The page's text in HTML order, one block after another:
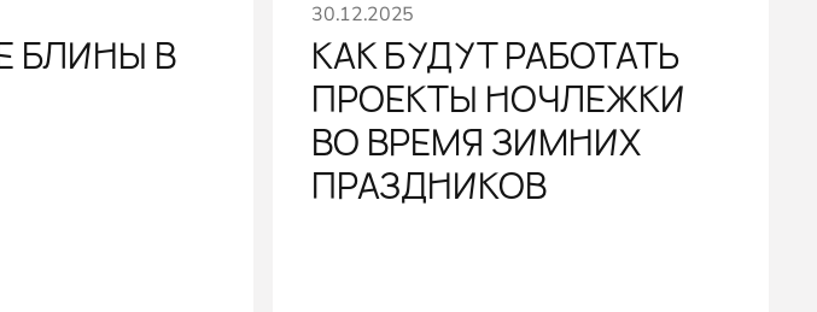
БЛИНЫ В
30.12.2025
КАК БУДУТ РАБОТАТЬ
ПРОЕКТЫ НОЧЛЕЖКИ
ВО ВРЕМЯ ЗИМНИХ
ПРАЗДНИКОВ